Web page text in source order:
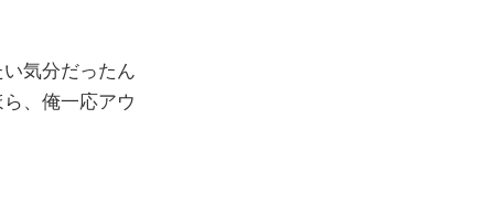
気分だったん
、俺一応アウ